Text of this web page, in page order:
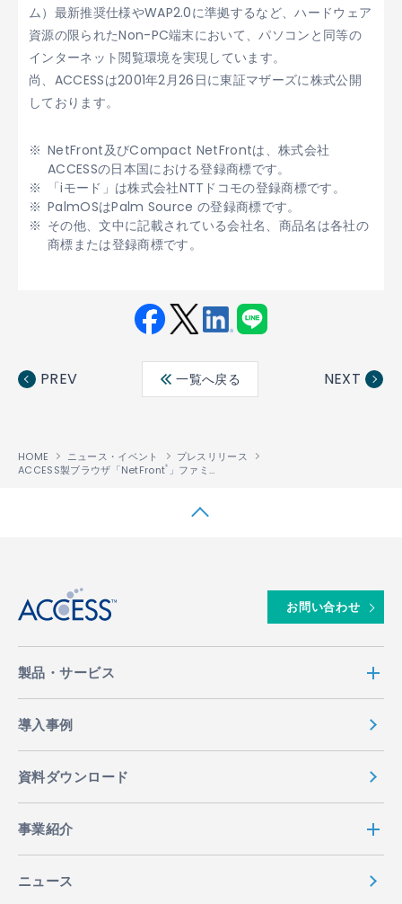
ム）最新推奨仕様やWAP2.0に準拠するなど、ハードウェア
資源の限られたNon-PC端末において、パソコンと同等の
インターネット閲覧環境を実現しています。
尚、ACCESSは2001年2月26日に東証マザーズに株式公開
しております。
NetFront及びCompact NetFrontは、株式会社
ACCESSの日本国における登録商標です。
「iモード」は株式会社NTTドコモの登録商標です。
PalmOSはPalm Source の登録商標です。
その他、文中に記載されている会社名、商品名は各社の
商標または登録商標です。
ebo ter
edin
PREV 一覧へ戻る NEXT
HOME ニュース・イベント
プレスリリース
ACCESS製ブラウザ「NetFront® 」ファミリーの搭載機器台数、1億台を達成
お問い合わせ
製品・サービス
導入事例
資料ダウンロード
事業紹介
ニュース